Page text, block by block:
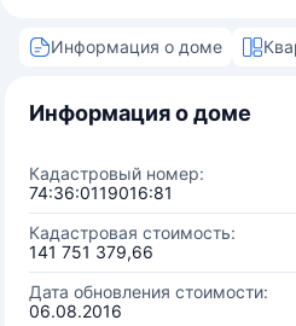
Информация о доме
Информация о доме
Кадастровый номер:
74:36:0119016:81
Кадастровая стоимость:
141 751 379,66
Дата обновления стоимости:
06.08.2016